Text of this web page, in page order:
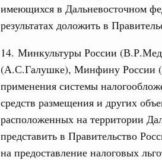
имеющихся в Дальневосточном
результатах доложить в
14. Минкультуры России
(А.С.Галушке), Минфину России
применения системы
средств размещения и других
расположенных на территории
представить в Правительство
на предоставление налоговых